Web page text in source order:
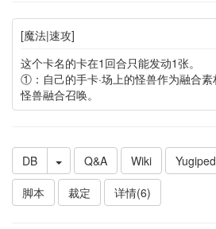
[魔法|速攻]
这个卡名的卡在1回合只能发动1张。
①：自己的手卡·场上的怪兽作为融合素
怪兽融合召唤。
DB Q&A Wiki
脚本
裁定 详情(6)